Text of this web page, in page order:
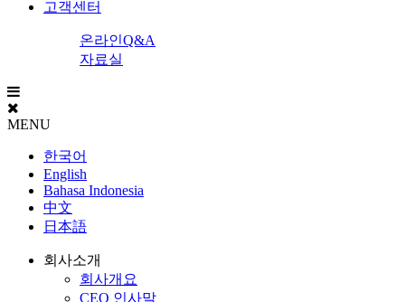
고객센터
온라인Q&A
자료실
MENU
한국어
English
Bahasa Indonesia
中文
日本語
회사소개
회사개요
CEO 인사말